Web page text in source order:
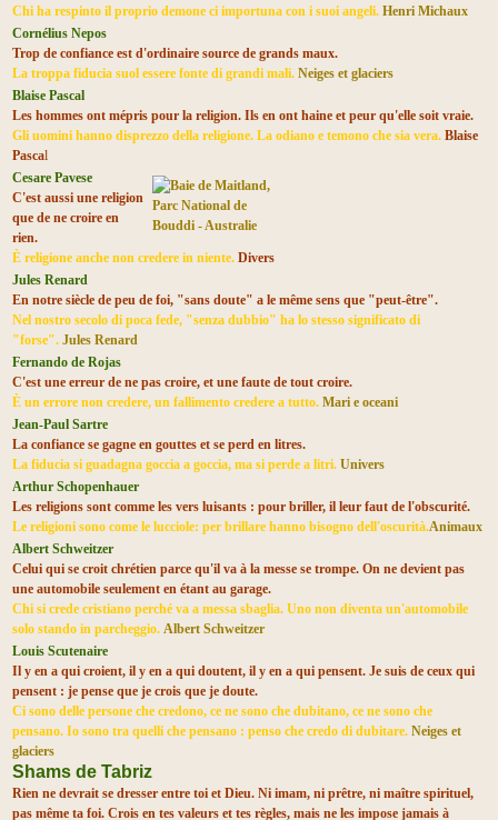
Chi ha respinto il proprio demone ci importuna con i suoi angeli. Henri Michaux
Cornélius Nepos
Trop de confiance est d'ordinaire source de grands maux.
La troppa fiducia suol essere fonte di grandi mali. Neiges et glaciers
Blaise Pascal
Les hommes ont mépris pour la religion. Ils en ont haine et peur qu'elle soit vraie.
Gli uomini hanno disprezzo della religione. La odiano e temono che sia vera. Blaise
Pascal
Cesare Pavese
C'est aussi une religion
que de ne croire en
rien.
È religione anche non credere in niente. Divers
Jules Renard
En notre siècle de peu de foi, "sans doute" a le même sens que "peut-être".
Nel nostro secolo di poca fede, "senza dubbio" ha lo stesso significato di
"forse". Jules Renard
Fernando de Rojas
C'est une erreur de ne pas croire, et une faute de tout croire.
È un errore non credere, un fallimento credere a tutto. Mari e oceani
Jean-Paul Sartre
La confiance se gagne en gouttes et se perd en litres.
La fiducia si guadagna goccia a goccia, ma si perde a litri. Univers
Arthur Schopenhauer
Les religions sont comme les vers luisants : pour briller, il leur faut de l'obscurité.
Le religioni sono come le lucciole: per brillare hanno bisogno dell'oscurità.Animaux
Albert Schweitzer
Celui qui se croit chrétien parce qu'il va à la messe se trompe. On ne devient pas
une automobile seulement en étant au garage.
Chi si crede cristiano perché va a messa sbaglia. Uno non diventa un'automobile
solo stando in parcheggio. Albert Schweitzer
Louis Scutenaire
Il y en a qui croient, il y en a qui doutent, il y en a qui pensent. Je suis de ceux qui
pensent : je pense que je crois que je doute.
Ci sono delle persone che credono, ce ne sono che dubitano, ce ne sono che
pensano. Io sono tra quelli che pensano : penso che credo di dubitare. Neiges et
glaciers
Shams de Tabriz
Rien ne devrait se dresser entre toi et Dieu. Ni imam, ni prêtre, ni maître spirituel,
pas même ta foi. Crois en tes valeurs et tes règles, mais ne les impose jamais à